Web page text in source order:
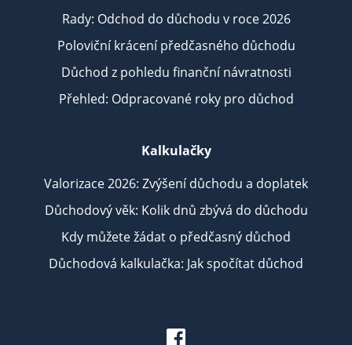
Rady: Odchod do důchodu v roce 2026
Poloviční krácení předčasného důchodu
Důchod z pohledu finanční návratnosti
Přehled: Odpracované roky pro důchod
Kalkulačky
Valorizace 2026: Zvýšení důchodu a doplatek
Důchodový věk: Kolik dnů zbývá do důchodu
Kdy můžete žádat o předčasný důchod
Důchodová kalkulačka: Jak spočítat důchod